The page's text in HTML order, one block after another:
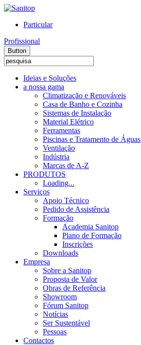
Particular
Profissional
Button
Ideias e Soluções
a nossa gama
Climatização e Renováveis
Casa de Banho e Cozinha
Sistemas de Instalação
Material Elétrico
Ferramentas
Piscinas e Tratamento de Águas
Ventilação
Indústria
Marcas de A-Z
PRODUTOS
Loading...
Serviços
Apoio Técnico
Pedido de Assistência
Formação
Academia Sanitop
Plano de Formação
Inscrições
Downloads
Empresa
Sobre a Sanitop
Proposta de Valor
Obras de Referência
Showroom
Fórum Sanitop
Notícias
Ser Sustentável
Pessoas
Contactos